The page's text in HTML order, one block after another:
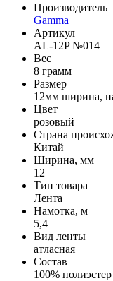
Производитель
Gamma
Артикул
AL-12P №014
Вес
8 грамм
Размер
12мм ширина,
Цвет
розовый
Страна
Китай
Ширина, мм
12
Тип товара
Лента
Намотка, м
5,4
Вид ленты
атласная
Состав
100% полиэстер